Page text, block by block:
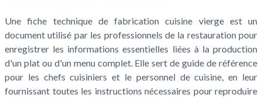
Une fiche technique de fabrication cuisine vierge est un
document utilisé par les professionnels de la restauration pour
enregistrer les informations essentielles liées à la production
d'un plat ou d'un menu complet. Elle sert de guide de référence
pour les chefs cuisiniers et le personnel de cuisine, en leur
fournissant toutes les instructions nécessaires pour reproduire